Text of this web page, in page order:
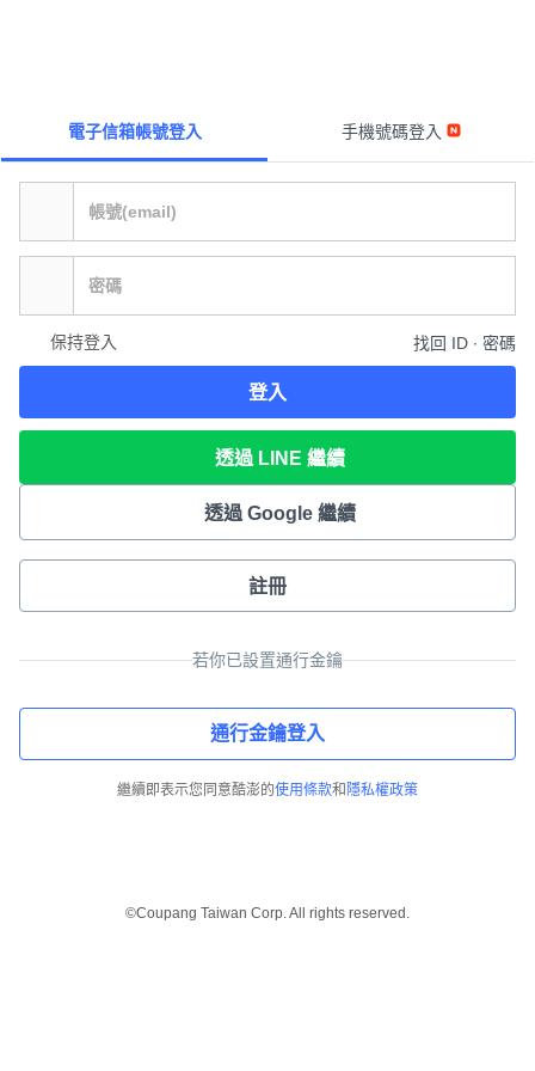
電子信箱帳號登入 手機號碼登入
保持登入 找回 ID ∙ 密碼
登入
透過 LINE 繼續
透過 Google 繼續
註冊
若你已設置通行金鑰
通行金鑰登入
繼續即表示您同意酷澎的使用條款和 隱私權政策
©Coupang Taiwan Corp. All rights reserved.